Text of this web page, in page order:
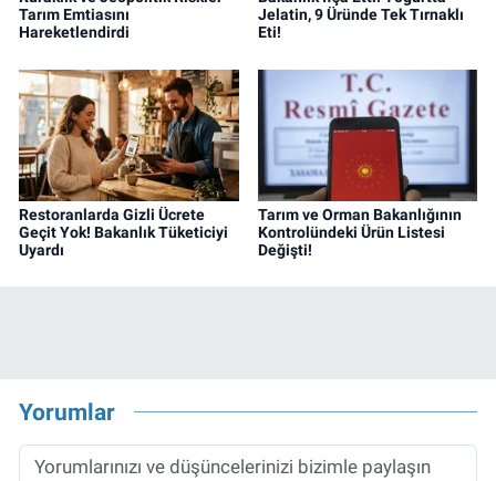
Tarım Emtiasını
Hareketlendirdi
Jelatin, 9 Üründe Tek Tırnaklı
Eti!
Restoranlarda Gizli Ücrete
Geçit Yok! Bakanlık Tüketiciyi
Uyardı
Tarım ve Orman Bakanlığının
Kontrolündeki Ürün Listesi
Değişti!
Yorumlar